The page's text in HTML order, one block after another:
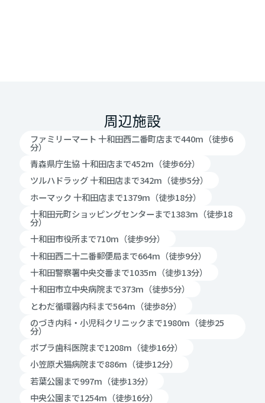
周辺施設
ファミリーマート 十和田西二番町店まで440m（徒歩6
分）
青森県庁生協 十和田店まで452m（徒歩6分）
ツルハドラッグ 十和田店まで342m（徒歩5分）
ホーマック 十和田店まで1379m（徒歩18分）
十和田元町ショッピングセンターまで1383m（徒歩18
分）
十和田市役所まで710m（徒歩9分）
十和田西二十二番郵便局まで664m（徒歩9分）
十和田警察署中央交番まで1035m（徒歩13分）
十和田市立中央病院まで373m（徒歩5分）
とわだ循環器内科まで564m（徒歩8分）
のづき内科・小児科クリニックまで1980m（徒歩25
分）
ポプラ歯科医院まで1208m（徒歩16分）
小笠原犬猫病院まで886m（徒歩12分）
若葉公園まで997m（徒歩13分）
中央公園まで1254m（徒歩16分）